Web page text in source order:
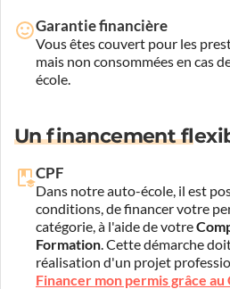
Garantie financière
Vous êtes couvert pour les
mais non consommées en cas
école.
Un financement
CPF
Dans notre auto-école, il est
conditions, de financer votre
catégorie, à l'aide de votre
Formation. Cette démarche
réalisation d'un projet
Financer mon permis grâce au